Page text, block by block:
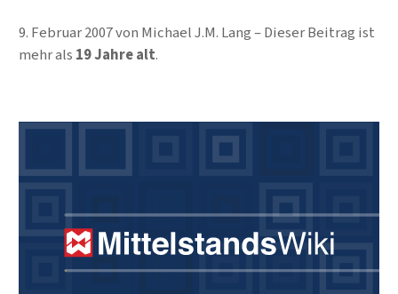
9. Februar 2007von Michael J.M. Lang
Dieser Beitrag ist
mehr als 19 Jahre alt.